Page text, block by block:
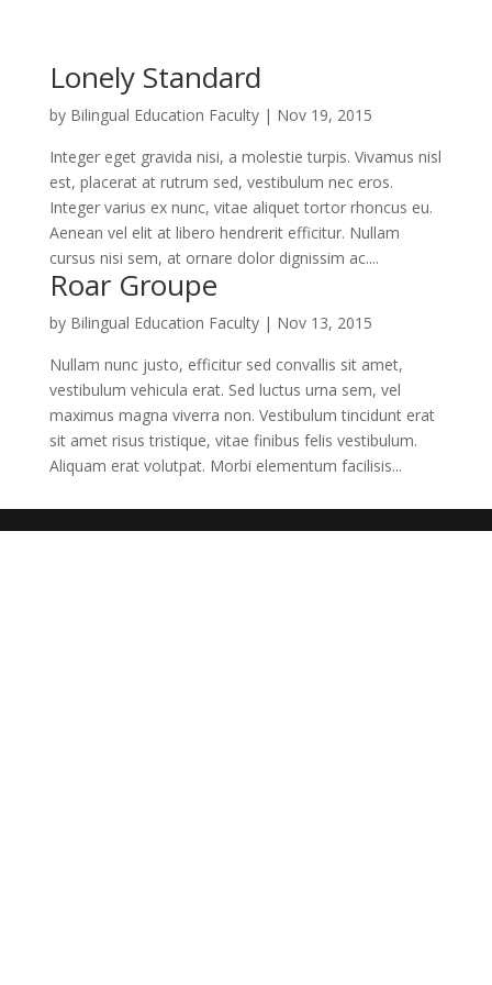
Lonely Standard
by Bilingual Education Faculty| Nov 19, 2015
Integer eget gravida nisi, a molestie turpis. Vivamus nisl
est, placerat at rutrum sed, vestibulum nec eros.
Integer varius ex nunc, vitae aliquet tortor rhoncus eu.
Aenean vel elit at libero hendrerit efficitur. Nullam
cursus nisi sem, at ornare dolor dignissim ac....
Roar Groupe
by Bilingual Education Faculty| Nov 13, 2015
Nullam nunc justo, efficitur sed convallis sit amet,
vestibulum vehicula erat. Sed luctus urna sem, vel
maximus magna viverra non. Vestibulum tincidunt erat
sit amet risus tristique, vitae finibus felis vestibulum.
Aliquam erat volutpat. Morbi elementum facilisis...